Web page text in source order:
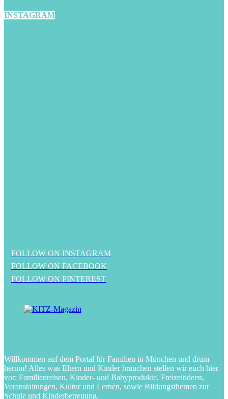
INSTAGRAM
FOLLOW ON INSTAGRAM
FOLLOW ON FACEBOOK
FOLLOW ON PINTEREST
Willkommen auf dem Portal für Familien in München und drum
herum! Alles was Eltern und Kinder brauchen stellen wir euch hier
vor: Familienreisen, Kinder- und Babyprodukte, Freizeitideen,
Veranstaltungen, Kultur und Lernen, sowie Bildungsthemen zur
Schule und Kinderbetreuung.